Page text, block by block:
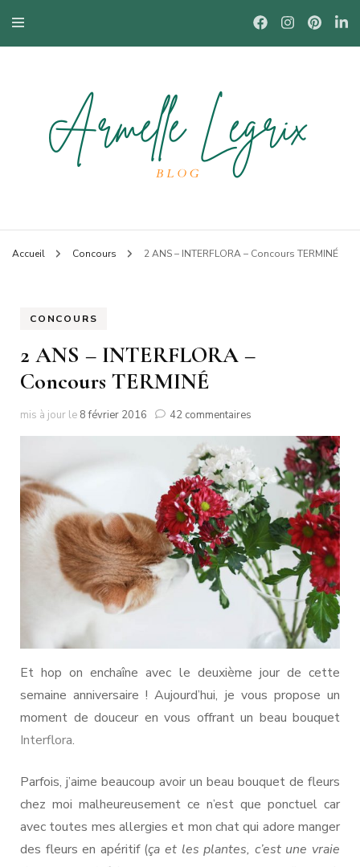
Armelle
Accueil Concours 2 ANS – INTERFLORA – Concours TERMINÉ
CONCOURS
2 ANS – INTERFLORA –
Concours TERMINÉ
mis à jour le 8 février 2016 42 commentaires
–
INTERFLORA
–
Concours
TERMINÉ
Et hop on enchaîne avec le deuxième jour de cette
semaine anniversaire ! Aujourd’hui, je vous propose un
moment de douceur en vous offrant un beau bouquet
Interflora.
Parfois, j’aime beaucoup avoir un beau bouquet de fleurs
chez moi malheureusement ce n’est que ponctuel car
avec toutes mes allergies et mon chat qui adore manger
des fleurs en apéritif (ça et les plantes, c’est une vraie